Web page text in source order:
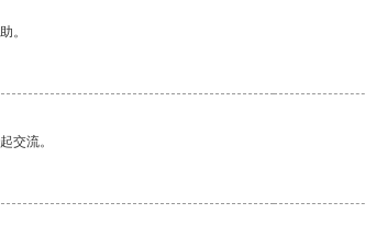
。
交流。